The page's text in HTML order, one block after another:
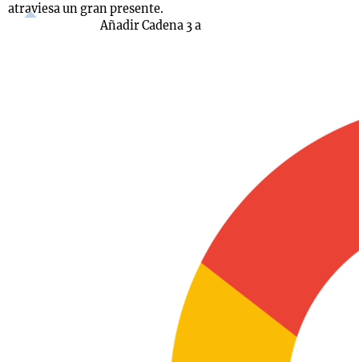
atraviesa un gran presente.
Añadir Cadena 3 a